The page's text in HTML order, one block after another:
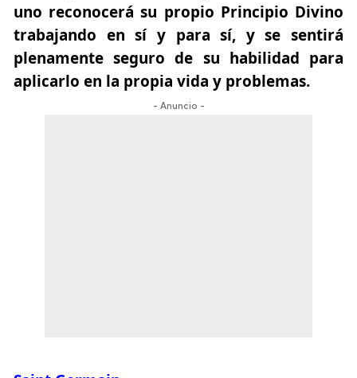
uno reconocerá su propio Principio Divino
trabajando en sí y para sí, y se sentirá
plenamente seguro de su habilidad para
aplicarlo en la propia vida y problemas.
- Anuncio -